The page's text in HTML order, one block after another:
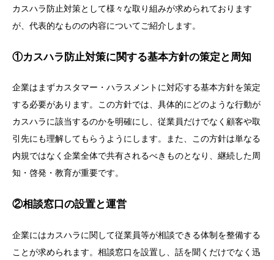
カスハラ防止対策として様々な取り組みが求められております
が、代表的なものの内容についてご紹介します。
①カスハラ防止対策に関する基本方針の策定と周知
企業はまずカスタマー・ハラスメントに対応する基本方針を策定
する必要があります。この方針では、具体的にどのような行動が
カスハラに該当するのかを明確にし、従業員だけでなく顧客や取
引先にも理解してもらうようにします。また、この方針は単なる
内規ではなく企業全体で共有されるべきものとなり、継続した周
知・啓発・教育が重要です。
②相談窓口の設置と運営
企業にはカスハラに関して従業員等が相談できる体制を整備する
ことが求められます。相談窓口を設置し、話を聞くだけでなく迅